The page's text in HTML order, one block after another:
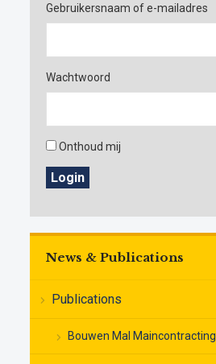
Gebruikersnaam of e-mailadres
Wachtwoord
Onthoud mij
Login
News & Publications
Publications
Bouwen Mal Maincontracting